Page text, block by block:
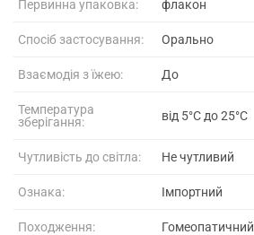
Первинна упаковка: флакон
Спосіб застосування: Орально
Взаємодія з їжею: До
Температура
зберігання:
від 5°C до 25°C
Чутливість до світла: Не чутливий
Ознака: Імпортний
Походження: Гомеопатичний